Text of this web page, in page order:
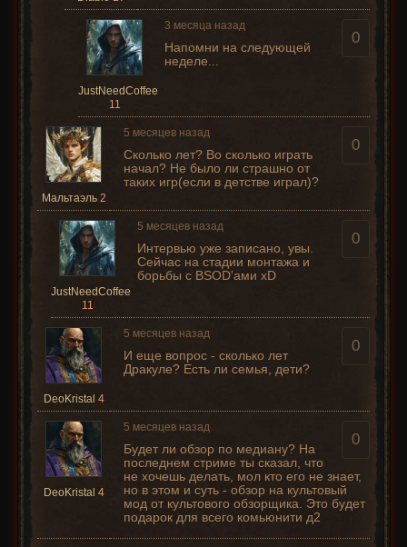
JustNeedCoffee
11
0
3 месяца назад
Напомни на следующей
неделе...
Мальтаэль 2
0
5 месяцев назад
Сколько лет? Во сколько играть
начал? Не было ли страшно от
таких игр(если в детстве играл)?
JustNeedCoffee
11
0
5 месяцев назад
Интервью уже записано, увы.
Сейчас на стадии монтажа и
борьбы с BSOD'ами xD
DeoKristal 4
0
5 месяцев назад
И еще вопрос - сколько лет
Дракуле? Есть ли семья, дети?
DeoKristal 4
0
5 месяцев назад
Будет ли обзор по медиану? На
последнем стриме ты сказал, что
не хочешь делать, мол кто его не знает,
но в этом и суть - обзор на культовый
мод от культового обзорщика. Это будет
подарок для всего комьюнити д2